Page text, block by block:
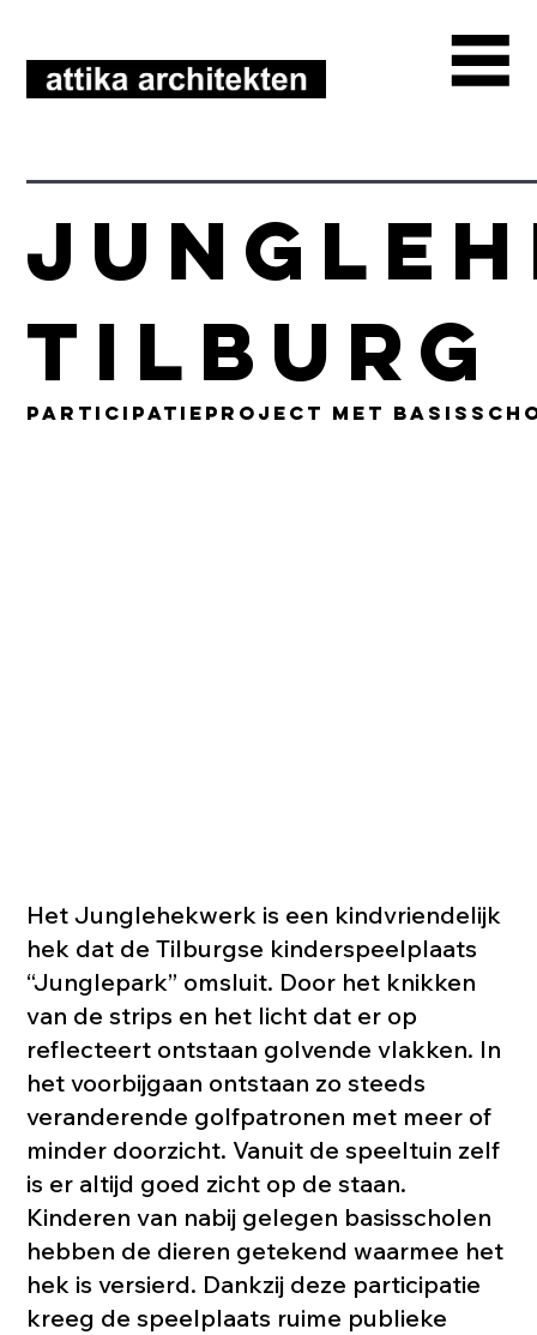
Tilburg
participatieproject met
Het Junglehekwerk is een kindvriendelijk
hek dat de Tilburgse kinderspeelplaats
“Junglepark” omsluit. Door het knikken
van de strips en het licht dat er op
reflecteert ontstaan golvende vlakken. In
het voorbijgaan ontstaan zo steeds
veranderende golfpatronen met meer of
minder doorzicht. Vanuit de speeltuin zelf
is er altijd goed zicht op de staan.
Kinderen van nabij gelegen basisscholen
hebben de dieren getekend waarmee het
hek is versierd. Dankzij deze participatie
kreeg de speelplaats ruime publieke